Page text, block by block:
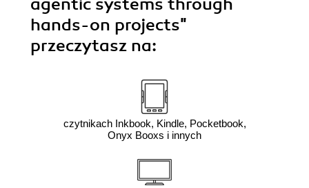
agentic systems through
hands-on projects"
przeczytasz na:
czytnikach Inkbook, Kindle, Pocketbook,
Onyx Booxs i innych